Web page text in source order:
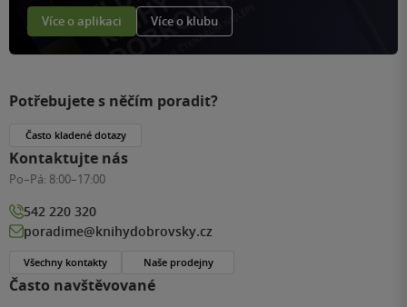
Více o aplikaci Více o klubu
Často navštěvované
Potřebujete s něčím poradit?
Často kladené dotazy
Kontaktujte nás
Po–Pá: 8:00–17:00
542 220 320
poradime@knihydobrovsky.cz
Všechny kontakty Naše prodejny